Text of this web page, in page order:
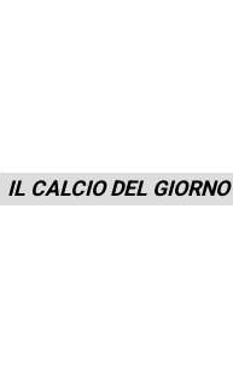
IL CALCIO DEL GIORNO